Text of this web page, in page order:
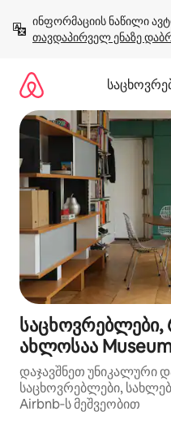
გადასვლა
თავდაპირველ ენაზე
ახლოსაა
დაჯავშნეთ უნიკალური
საცხოვრებლები,
Airbnb‑ს მეშვეობით